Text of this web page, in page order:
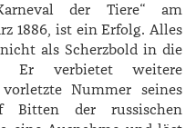
der Tiere“ am
1886, ist ein Erfolg. Alles
als Scherzbold in die
Er verbietet weitere
Nummer seines
Bitten der russischen